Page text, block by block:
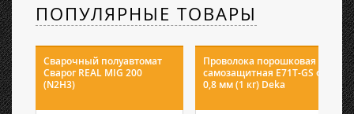
ПОПУЛЯРНЫЕ ТОВАРЫ
Сварочный полуавтомат
Сварог REAL MIG 200
(N2H3)
Проволока порошковая
самозащитная E71T-GS ф
0,8 мм (1 кг) Deka